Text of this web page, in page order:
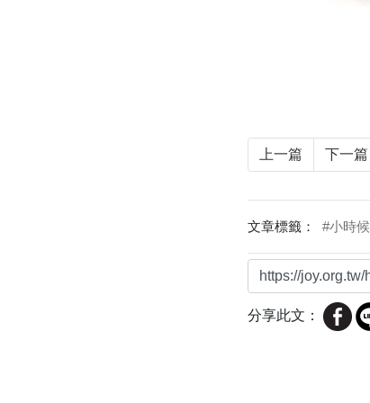
上一篇 下一篇
文章標籤：#小時候
分享此文：